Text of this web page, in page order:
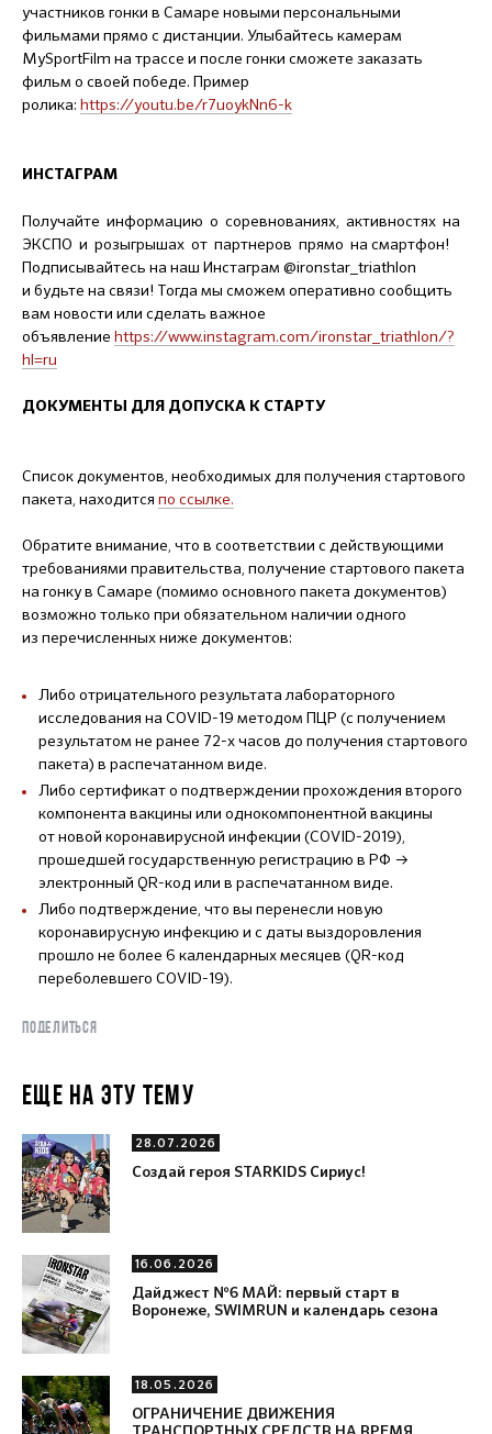
участников гонки в Самаре новыми персональными
фильмами прямо с дистанции. Улыбайтесь камерам
MySportFilm на трассе и после гонки сможете заказать
фильм о своей победе. Пример
ролика: https://youtu.be/r7uoykNn6-k
ИНСТАГРАМ
Получайте информацию о соревнованиях, активностях на
ЭКСПО и розыгрышах от партнеров прямо на смартфон!
Подписывайтесь на наш Инстаграм @ironstar_triathlon
и будьте на связи! Тогда мы сможем оперативно сообщить
вам новости или сделать важное
объявление https://www.instagram.com/ironstar_triathlon/?
hl=ru
ДОКУМЕНТЫ ДЛЯ ДОПУСКА К СТАРТУ
Список документов, необходимых для получения стартового
пакета, находится по ссылке.
Обратите внимание, что в соответствии с действующими
требованиями правительства, получение стартового пакета
на гонку в Самаре (помимо основного пакета документов)
возможно только при обязательном наличии одного
из перечисленных ниже документов:
Либо отрицательного результата лабораторного
исследования на COVID-19 методом ПЦР (с получением
результатом не ранее 72-х часов до получения стартового
пакета) в распечатанном виде.
Либо сертификат о подтверждении прохождения второго
компонента вакцины или однокомпонентной вакцины
от новой коронавирусной инфекции (COVID-2019),
прошедшей государственную регистрацию в РФ →
электронный QR-код или в распечатанном виде.
Либо подтверждение, что вы перенесли новую
коронавирусную инфекцию и с даты выздоровления
прошло не более 6 календарных месяцев (QR-код
переболевшего COVID-19).
ПОДЕЛИТЬСЯ
ЕЩЕ НА ЭТУ ТЕМУ
28.07.2026
Создай героя STARKIDS Сириус!
16.06.2026
Дайджест №6 МАЙ: первый старт в
Воронеже, SWIMRUN и календарь сезона
18.05.2026
ОГРАНИЧЕНИЕ ДВИЖЕНИЯ